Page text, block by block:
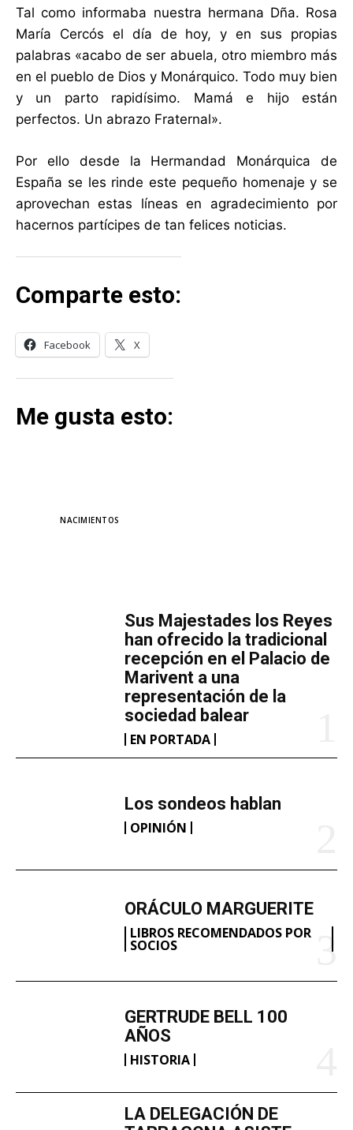
​Sus Majestades los Reyes
han ofrecido la tradicional
recepción en el Palacio de
Marivent​ a una
representación de la
sociedad balear
EN PORTADA
Los sondeos hablan
OPINIÓN
ORÁCULO MARGUERITE
LIBROS RECOMENDADOS POR
SOCIOS
GERTRUDE BELL 100
AÑOS
HISTORIA
LA DELEGACIÓN DE
Tal como informaba nuestra hermana Dña. Rosa
María Cercós el día de hoy, y en sus propias
palabras «acabo de ser abuela, otro miembro más
en el pueblo de Dios y Monárquico. Todo muy bien
y un parto rapidísimo. Mamá e hijo están
perfectos. Un abrazo Fraternal».
Por ello desde la Hermandad Monárquica de
España se les rinde este pequeño homenaje y se
aprovechan estas líneas en agradecimiento por
hacernos partícipes de tan felices noticias.
Comparte esto:
Facebook X
Me gusta esto:
NACIMIENTOS